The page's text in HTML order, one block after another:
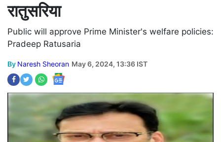
रातुसरिया
Public will approve Prime Minister's welfare policies:
Pradeep Ratusaria
By Naresh Sheoran May 6, 2024, 13:36 IST